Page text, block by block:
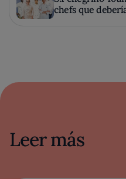
chefs que
Leer más